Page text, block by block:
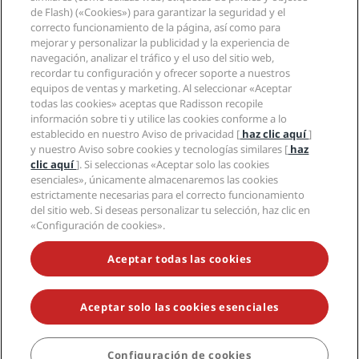
Aplicación de Radisson Hotels
Hoteles Sports Approved
Hoteles ideales para familias
Salud y seguridad
Medios
Empleos en RHG
Empleos en PPHE
Empleos en EHL
The Club by RHG
Oportunidades de desarrollo
Responsabilidad social corporativa
Compras
Centro de privacidad
Aviso legal
Términos y condiciones de Radisson Rewards
Acuerdo de uso del sitio
Accesibilidad digital
Declaración sobre la esclavitud moderna
Ayuda
Avisos al consumidor
Contacto
Preguntas frecuentes
Mapa del sitio
Redes sociales
Marcas de Radisson Hotels
NO TE PIERDAS NUESTRAS OFERTAS MÁS POPULARES
© 2026 Radisson Hotel Group.Todos los derechos reservados. RHG
Radisson Hotel Group, Radisson, Radisson RED, Radisson Blu, Radisson
Collection, Radisson Individuals, Park Plaza, Park Inn, Country Inn &
Suites, Prize by Radisson, Radisson Rewards y Radisson Meetings son
de Flash) («Cookies») para garantizar la seguridad y el
correcto funcionamiento de la página, así como para
mejorar y personalizar la publicidad y la experiencia de
navegación, analizar el tráfico y el uso del sitio web,
recordar tu configuración y ofrecer soporte a nuestros
equipos de ventas y marketing. Al seleccionar «Aceptar
todas las cookies» aceptas que Radisson recopile
información sobre ti y utilice las cookies conforme a lo
establecido en nuestro Aviso de privacidad [ haz clic aquí]
y nuestro Aviso sobre cookies y tecnologías similares [ haz
clic aquí]. Si seleccionas «Aceptar solo las cookies
esenciales», únicamente almacenaremos las cookies
estrictamente necesarias para el correcto funcionamiento
del sitio web. Si deseas personalizar tu selección, haz clic en
«Configuración de cookies».
Aceptar todas las cookies
Aceptar solo las cookies esenciales
Configuración de cookies